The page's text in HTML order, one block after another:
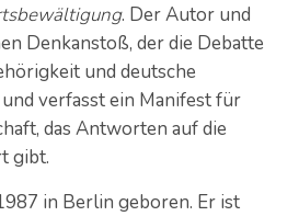
. Der Autor und
Denkanstoß, der die Debatte
und deutsche
verfasst ein Manifest für
das Antworten auf die
gibt.
in Berlin geboren. Er ist